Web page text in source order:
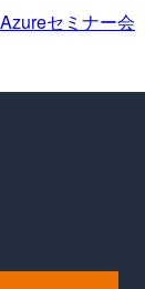
Azureセミナー会